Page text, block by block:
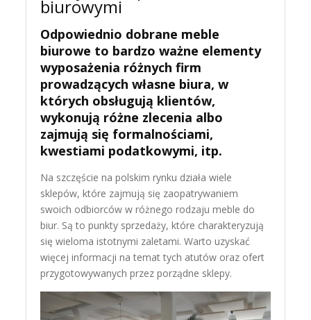
biurowymi
Odpowiednio dobrane meble
biurowe to bardzo ważne elementy
wyposażenia różnych firm
prowadzących własne biura, w
których obsługują klientów,
wykonują różne zlecenia albo
zajmują się formalnościami,
kwestiami podatkowymi, itp.
Na szczęście na polskim rynku działa wiele
sklepów, które zajmują się zaopatrywaniem
swoich odbiorców w różnego rodzaju meble do
biur. Są to punkty sprzedaży, które charakteryzują
się wieloma istotnymi zaletami. Warto uzyskać
więcej informacji na temat tych atutów oraz ofert
przygotowywanych przez porządne sklepy.